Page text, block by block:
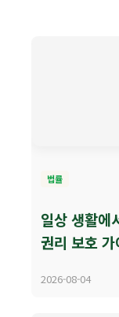
법률
일상 생활에
권리 보호
2026-08-04